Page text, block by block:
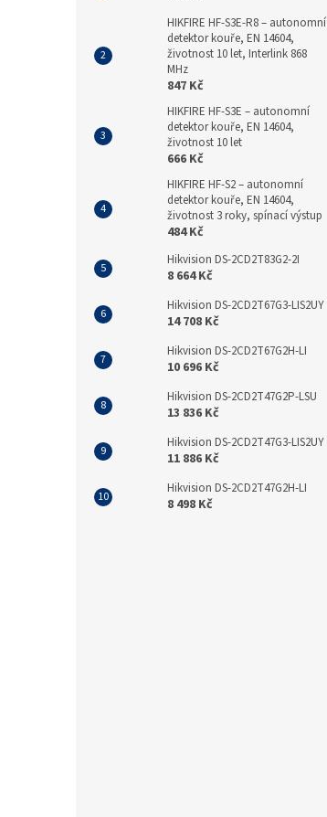
HIKFIRE HF-S3E-R8 – autonomní
detektor kouře, EN 14604,
životnost 10 let, Interlink 868
MHz
847 Kč
HIKFIRE HF-S3E – autonomní
detektor kouře, EN 14604,
životnost 10 let
666 Kč
HIKFIRE HF-S2 – autonomní
detektor kouře, EN 14604,
životnost 3 roky, spínací výstup
484 Kč
Hikvision DS-2CD2T83G2-2I
8 664 Kč
Hikvision DS-2CD2T67G3-LIS2UY
14 708 Kč
Hikvision DS-2CD2T67G2H-LI
10 696 Kč
Hikvision DS-2CD2T47G2P-LSU
13 836 Kč
Hikvision DS-2CD2T47G3-LIS2UY
11 886 Kč
Hikvision DS-2CD2T47G2H-LI
8 498 Kč